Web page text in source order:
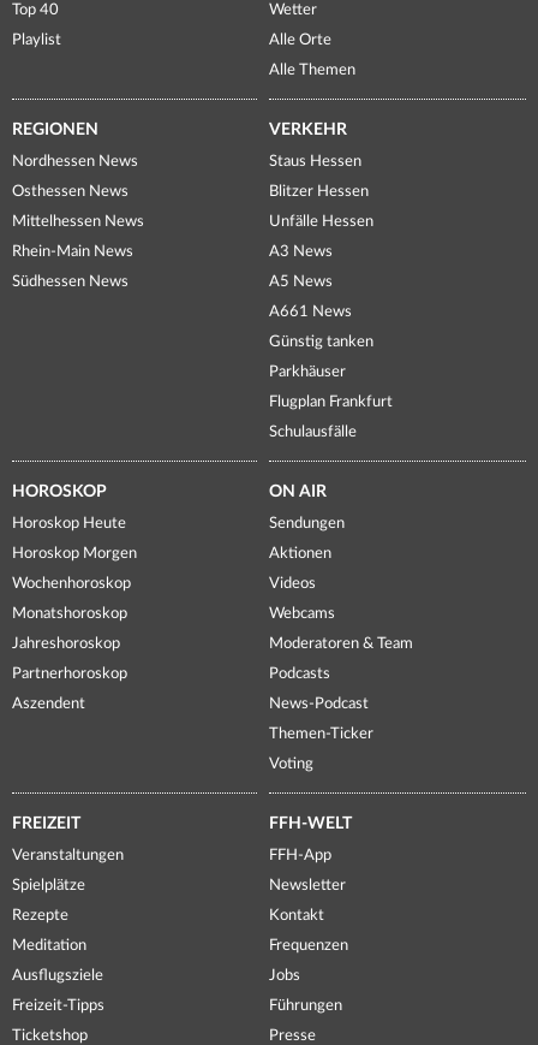
Top 40
Playlist
Wetter
Alle Orte
Alle Themen
REGIONEN
Nordhessen News
Osthessen News
Mittelhessen News
Rhein-Main News
Südhessen News
VERKEHR
Staus Hessen
Blitzer Hessen
Unfälle Hessen
A3 News
A5 News
A661 News
Günstig tanken
Parkhäuser
Flugplan Frankfurt
Schulausfälle
HOROSKOP
Horoskop Heute
Horoskop Morgen
Wochenhoroskop
Monatshoroskop
Jahreshoroskop
Partnerhoroskop
Aszendent
ON AIR
Sendungen
Aktionen
Videos
Webcams
Moderatoren & Team
Podcasts
News-Podcast
Themen-Ticker
Voting
FREIZEIT
Veranstaltungen
Spielplätze
Rezepte
Meditation
Ausflugsziele
Freizeit-Tipps
Ticketshop
FFH-WELT
FFH-App
Newsletter
Kontakt
Frequenzen
Jobs
Führungen
Presse